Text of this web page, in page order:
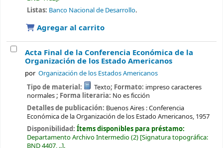
Listas: Banco Nacional de Desarrollo.
Agregar al carrito
Acta Final de la Conferencia Económica de la
Organización de los Estado Americanos
por Organización de los Estados Americanos
Tipo de material: Texto; Formato: impreso caracteres
normales; Forma literaria: No es ficción
Detalles de publicación: Buenos Aires :Conferencia
Económica de la Organización de los Estado Americanos, 1957
Disponibilidad: Ítems disponibles para préstamo:
Departamento Archivo Intermedio(2) Signatura topográfica:
BND 4407, .. .